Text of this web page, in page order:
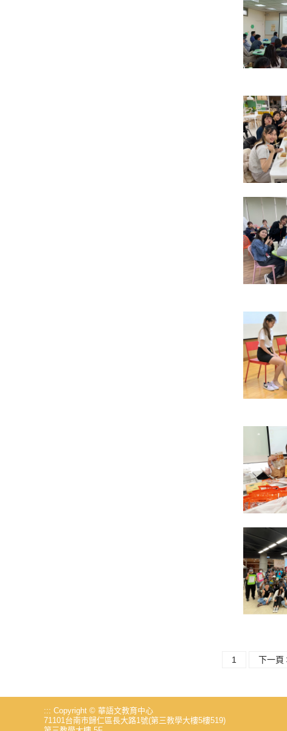
1 下一頁
::: Copyright © 華語文教育中心
71101台南市歸仁區長大路1號(第三教學大樓5樓519)